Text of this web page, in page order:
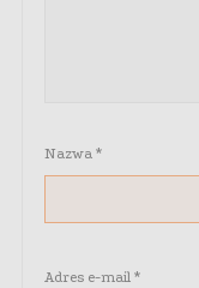
Nazwa *
Adres e-mail *